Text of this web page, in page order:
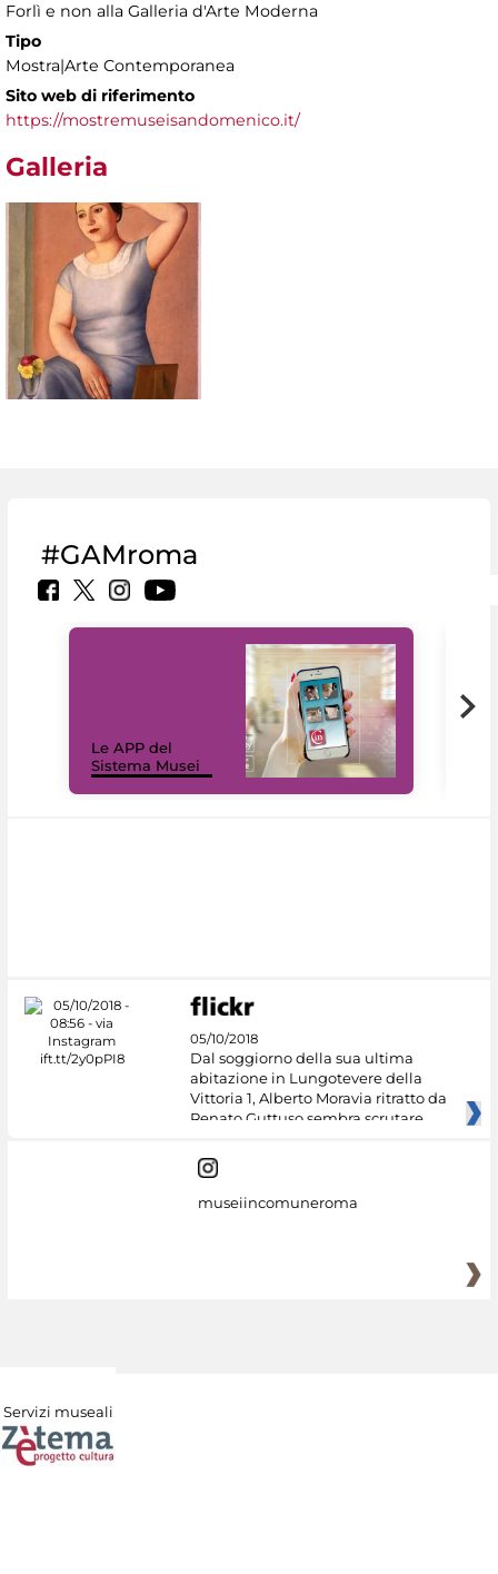
Forlì e non alla Galleria d'Arte Moderna
Tipo
Mostra|Arte Contemporanea
Sito web di riferimento
https://mostremuseisandomenico.it/
Galleria
#GAMroma
Le APP del
Sistema Musei
05/10/2018
Dal soggiorno della sua ultima
abitazione in Lungotevere della
Vittoria 1, Alberto Moravia ritratto da
Renato Guttuso sembra scrutare
museiincomuneroma
Servizi museali